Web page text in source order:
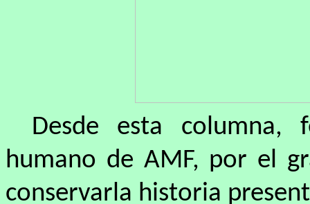
Desde esta columna,
humano de AMF, por el
conservarla historia